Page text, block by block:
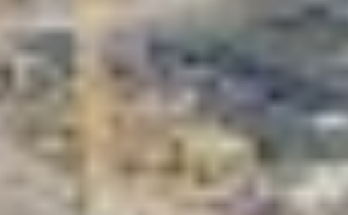
Lasten Lysti & LystiKylä-festivaali
Ohje
English